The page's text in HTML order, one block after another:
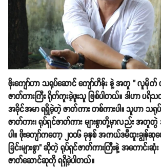
ဖိုးကျော်ဟာ သရုပ်ဆောင် ကျော်ဟိန်း နဲ့ အတူ " လူမို
ဇာတ်ကားကြီး ရိုက်ကူးခဲ့ဖူးသူ ဖြစ်ပါတယ်။ ဒါဟာ ပရိ
အခိုင်အမာ ရရှိခဲ့တဲ့ ဇာတ်ကား တစ်ကားပါ။ သူဟာ သရု
ဇာတ်ကား၊ ရုပ်ရှင်ဇာတ်ကား များစွာတို့မှာလည်း အတူ
ပါ။ ဖိုးကျော်ကတော့ ၂၀၀၆ ခုနှစ် အကယ်ဒမီထူးချွန်ဆုပ
ခြင်းများစွာ" ဆိုတဲ့ ရုပ်ရှင်ဇာတ်ကားကြီးနဲ့ အကောင်းဆုံ
ဇာတ်ဆောင်ဆုကို ရရှိခဲ့ပါတယ်။